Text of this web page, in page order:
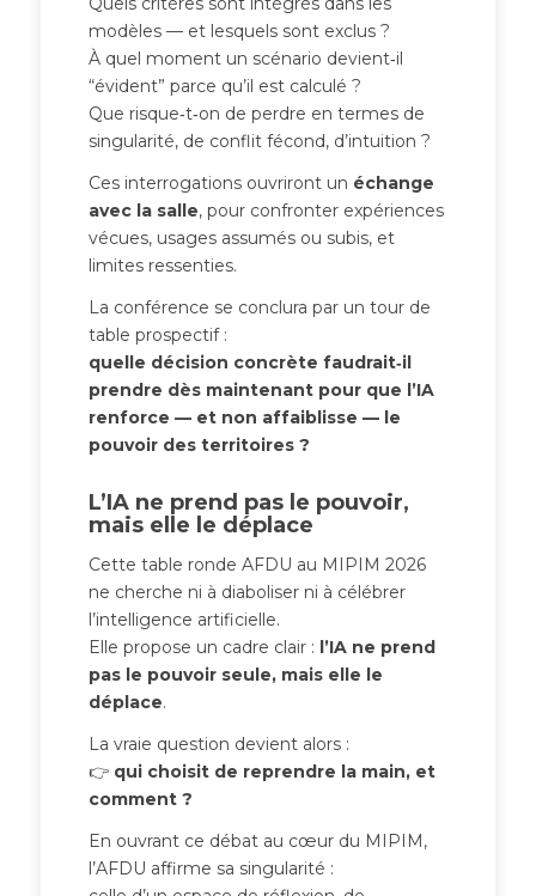
modèles — et lesquels sont exclus ?
À quel moment un scénario devient‑il
“évident” parce qu’il est calculé ?
Que risque‑t‑on de perdre en termes de
singularité, de conflit fécond, d’intuition ?
Ces interrogations ouvriront un échange
avec la salle, pour confronter expériences
vécues, usages assumés ou subis, et
limites ressenties.
La conférence se conclura par un tour de
table prospectif :
quelle décision concrète faudrait‑il
prendre dès maintenant pour que l’IA
renforce — et non affaiblisse — le
pouvoir des territoires ?
L’IA ne prend pas le pouvoir,
mais elle le déplace
Cette table ronde AFDU au MIPIM 2026
ne cherche ni à diaboliser ni à célébrer
l’intelligence artificielle.
Elle propose un cadre clair : l’IA ne prend
pas le pouvoir seule, mais elle le
déplace.
La vraie question devient alors :
👉 qui choisit de reprendre la main, et
comment ?
En ouvrant ce débat au cœur du MIPIM,
l’AFDU affirme sa singularité :